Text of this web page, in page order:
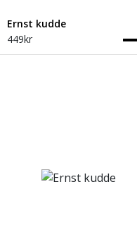
Ernst kudde
449kr